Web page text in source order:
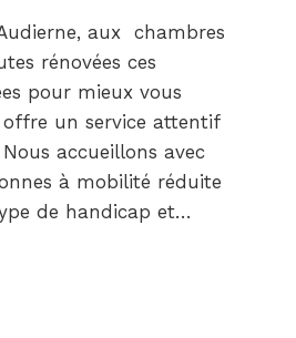
aux chambres
rénovées ces
pour mieux vous
un service attentif
accueillons avec
à mobilité réduite
de handicap et…